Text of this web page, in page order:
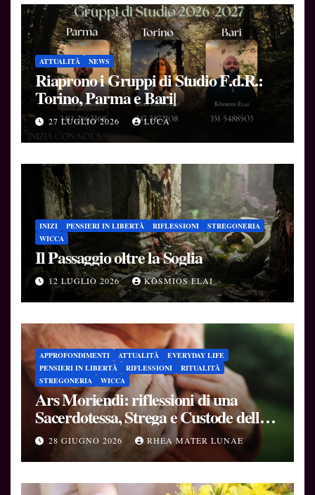
ATTUALITÀ NEWS
Riaprono i Gruppi di Studio F.d.R.:
Torino, Parma e Bari|
27 LUGLIO 2026 LUCA
INIZI PENSIERI IN LIBERTÀ RIFLESSIONI
STREGONERIA
WICCA
Il Passaggio oltre la Soglia
12 LUGLIO 2026 KÒSMIOS ELAI
APPROFONDIMENTI ATTUALITÀ
EVERYDAY LIFE
PENSIERI IN LIBERTÀ
RIFLESSIONI
RITUALITÀ
STREGONERIA
WICCA
Ars Moriendi: riflessioni di una
Sacerdotessa, Strega e Custode delle
Soglie
28 GIUGNO 2026 RHEA MATER LUNAE